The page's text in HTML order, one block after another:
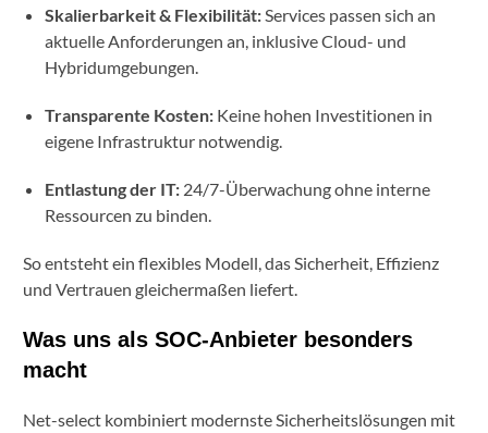
Skalierbarkeit & Flexibilität:Services passen sich an
aktuelle Anforderungen an, inklusive Cloud- und
Hybridumgebungen.
Transparente Kosten: Keine hohen Investitionen in
eigene Infrastruktur notwendig.
Entlastung der IT: 24/7-Überwachung ohne interne
Ressourcen zu binden.
So entsteht ein flexibles Modell, das Sicherheit, Effizienz
und Vertrauen gleichermaßen liefert.
Was uns als SOC-Anbieter besonders
macht
Net-select kombiniert modernste Sicherheitslösungen mit